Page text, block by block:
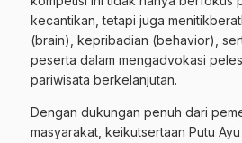
kecantikan, tetapi juga
(brain), kepribadian (behavior),
peserta dalam mengadvokasi
pariwisata berkelanjutan.
Dengan dukungan penuh dari
masyarakat, keikutsertaan Putu Ayu